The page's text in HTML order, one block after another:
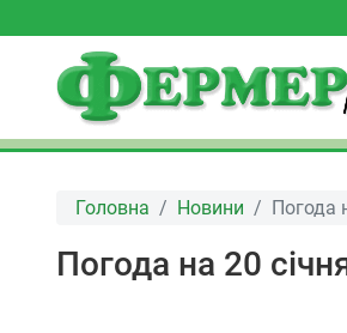
Головна Новини Погода
Погода на 20